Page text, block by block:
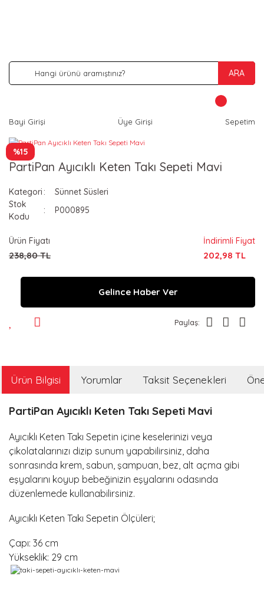
ARA
Bayi Girişi Üye Girişi Sepetim
%15
PartiPan Ayıcıklı Keten Takı Sepeti Mavi
Kategori
Sünnet Süsleri
Stok
Kodu
P000895
Ürün Fiyatı
238,80 TL
İndirimli Fiyat
202,98 TL
Gelince Haber Ver
Paylaş:
Ürün Bilgisi Yorumlar Taksit Seçenekleri
PartiPan Ayıcıklı Keten Takı Sepeti Mavi
Ayıcıklı Keten Takı Sepetin içine keselerinizi veya
çikolatalarınızı dizip sunum yapabilirsiniz, daha
sonrasında krem, sabun, şampuan, bez, alt açma gibi
eşyalarını koyup bebeğinizin eşyalarını odasında
düzenlemede kullanabilirsiniz.
Ayıcıklı Keten Takı Sepetin Ölçüleri;
Çapı: 36 cm
Yükseklik: 29 cm